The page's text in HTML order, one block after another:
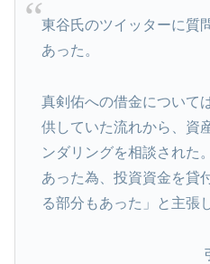
東谷氏のツイッターに質
あった。
真剣佑への借金について
供していた流れから、資
ンダリングを相談された
あった為、投資資金を貸
る部分もあった」と主張